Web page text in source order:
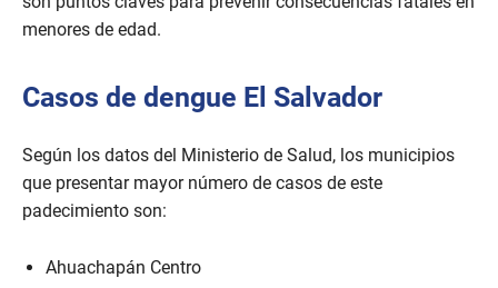
5
e
c
d
s
menores de edad.
Casos de dengue El Salvador
Según los datos del Ministerio de Salud, los municipios
que presentar mayor número de casos de este
padecimiento son:
Ahuachapán Centro